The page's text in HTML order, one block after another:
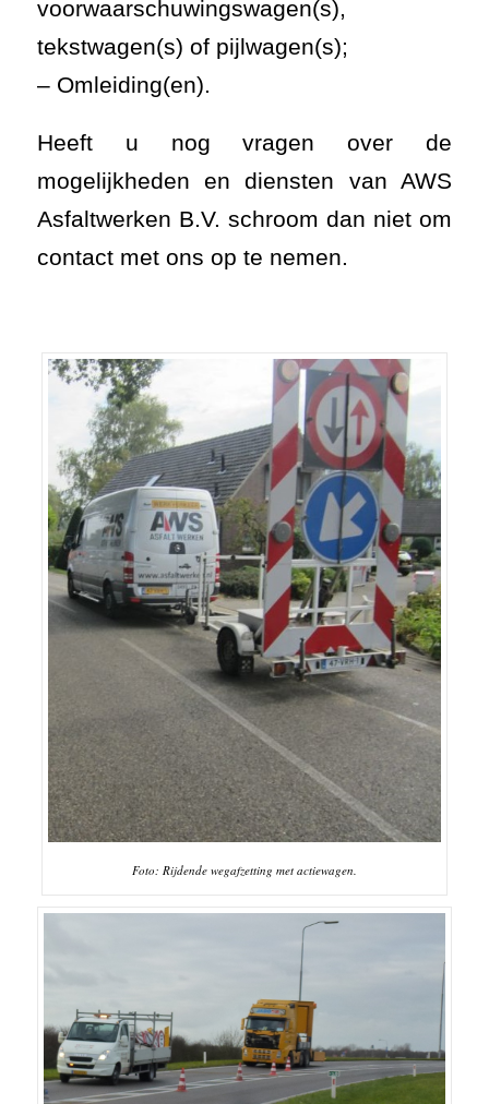
voorwaarschuwingswagen(s),
tekstwagen(s) of pijlwagen(s);
– Omleiding(en).
Heeft u nog vragen over de
mogelijkheden en diensten van AWS
Asfaltwerken B.V. schroom dan niet om
contact met ons op te nemen.
Foto: Rijdende wegafzetting met actiewagen.